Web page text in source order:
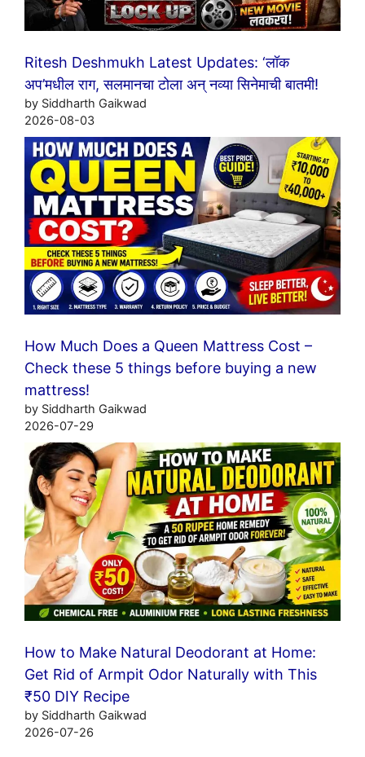
Ritesh Deshmukh Latest Updates: ‘लॉक
अप’मधील राग, सलमानचा टोला अन् नव्या सिनेमाची बातमी!
by Siddharth Gaikwad
2026-08-03
How Much Does a Queen Mattress Cost –
Check these 5 things before buying a new
mattress!
by Siddharth Gaikwad
2026-07-29
How to Make Natural Deodorant at Home:
Get Rid of Armpit Odor Naturally with This
₹50 DIY Recipe
by Siddharth Gaikwad
2026-07-26